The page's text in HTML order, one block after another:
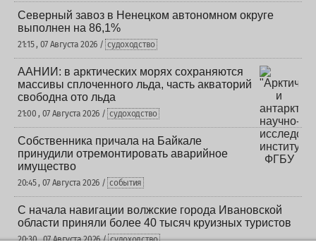
Северный завоз в Ненецком автономном округе
выполнен на 86,1%
21:15 , 07 Августа 2026 / судоходство
ААНИИ: в арктических морях сохраняются
массивы сплоченного льда, часть акваторий
свободна ото льда
21:00 , 07 Августа 2026 / судоходство
Собственника причала на Байкале
принудили отремонтировать аварийное
имущество
20:45 , 07 Августа 2026 / события
С начала навигации волжские города Ивановской
области приняли более 40 тысяч круизных туристов
20:30 , 07 Августа 2026 / судоходство